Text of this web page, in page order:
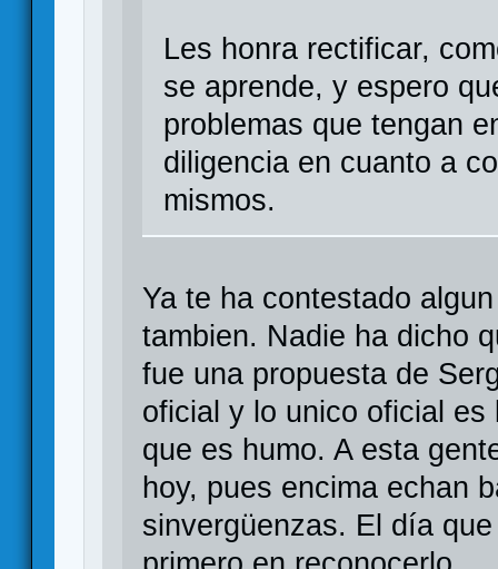
Les honra rectificar,
se aprende, y espero
problemas que tengan
diligencia en cuanto a
mismos.
Ya te ha contestado
tambien. Nadie ha dicho
fue una propuesta de
oficial y lo unico oficial
que es humo. A esta
hoy, pues encima echan
sinvergüenzas. El día